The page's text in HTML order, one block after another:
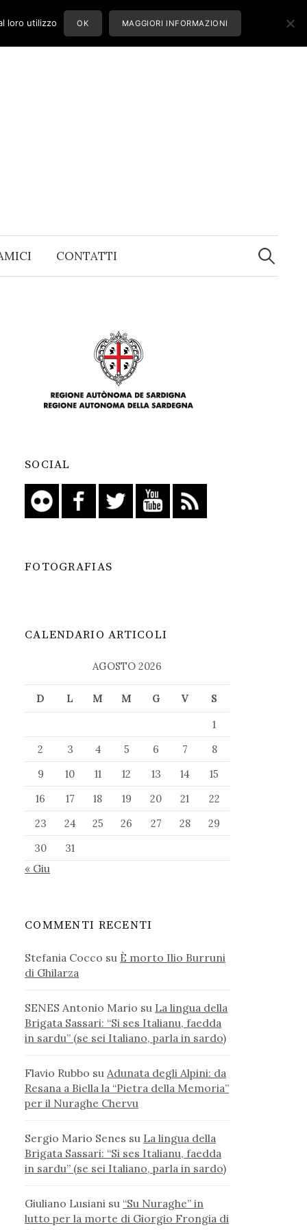
CONTATTI
Ricerca
per:
SOCIAL
FOTOGRAFIAS
CALENDARIO ARTICOLI
AGOSTO 2026
D L M M G V
S
1
2
3 4 5 6 7
8
9
10 11 12 13 14
15
16
17 18 19 20 21
22
23
24 25 26 27 28
29
30
31
« Giu
COMMENTI RECENTI
Stefania Cocco su È morto Ilio Burruni
di Ghilarza
SENES Antonio Mario su La lingua della
Brigata Sassari: “Si ses Italianu, faedda
in sardu” (se sei Italiano, parla in sardo)
Flavio Rubbo su Adunata degli Alpini: da
Resana a Biella la “Pietra della Memoria”
per il Nuraghe Chervu
Sergio Mario Senes su La lingua della
Brigata Sassari: “Si ses Italianu, faedda
in sardu” (se sei Italiano, parla in sardo)
Giuliano Lusiani su “Su Nuraghe” in
lutto per la morte di Giorgio Frongia di
loro utilizzo OK MAGGIORI INFORMAZIONI